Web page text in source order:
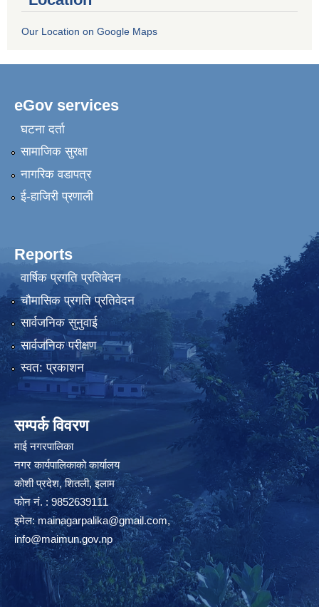
Our Location on Google Maps
eGov services
घटना दर्ता
सामाजिक सुरक्षा
नागरिक वडापत्र
ई-हाजिरी प्रणाली
Reports
वार्षिक प्रगति प्रतिवेदन
चौमासिक प्रगति प्रतिवेदन
सार्वजनिक सुनुवाई
सार्वजनिक परीक्षण
स्वत: प्रकाशन
सम्पर्क विवरण
माई नगरपालिका
नगर कार्यपालिकाको कार्यालय
कोशी प्रदेश, शितली, इलाम
फोन नं. : 9852639111
इमेल:mainagarpalika@gmail.com,
info@maimun.gov.np